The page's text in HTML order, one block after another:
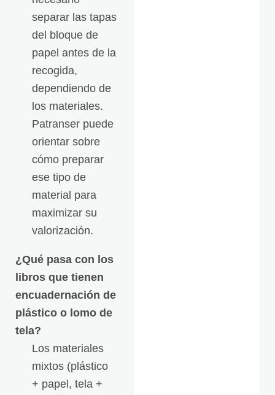
separar las tapas
del bloque de
papel antes de la
recogida,
dependiendo de
los materiales.
Patranser puede
orientar sobre
cómo preparar
ese tipo de
material para
maximizar su
valorización.
¿Qué pasa con los
libros que tienen
encuadernación de
plástico o lomo de
tela?
Los materiales
mixtos (plástico
+ papel, tela +